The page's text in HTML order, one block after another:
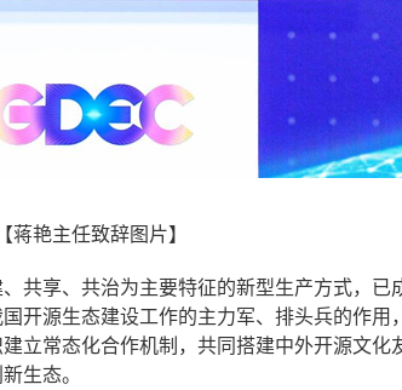
【蒋艳主任致辞图片】
共享、共治为主要特征的新型生产方式，已
开源生态建设工作的主力军、排头兵的作用
立常态化合作机制，共同搭建中外开源文化
生态。